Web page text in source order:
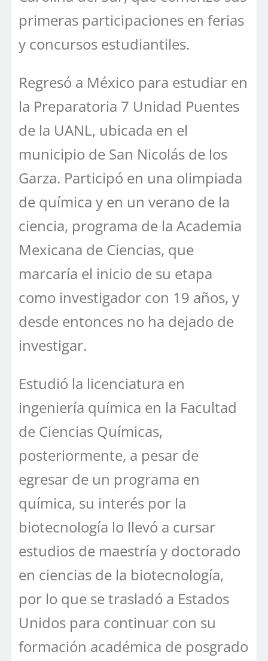
primeras participaciones en ferias
y concursos estudiantiles.
Regresó a México para estudiar en
la Preparatoria 7 Unidad Puentes
de la UANL, ubicada en el
municipio de San Nicolás de los
Garza. Participó en una olimpiada
de química y en un verano de la
ciencia, programa de la Academia
Mexicana de Ciencias, que
marcaría el inicio de su etapa
como investigador con 19 años, y
desde entonces no ha dejado de
investigar.
Estudió la licenciatura en
ingeniería química en la Facultad
de Ciencias Químicas,
posteriormente, a pesar de
egresar de un programa en
química, su interés por la
biotecnología lo llevó a cursar
estudios de maestría y doctorado
en ciencias de la biotecnología,
por lo que se trasladó a Estados
Unidos para continuar con su
formación académica de posgrado